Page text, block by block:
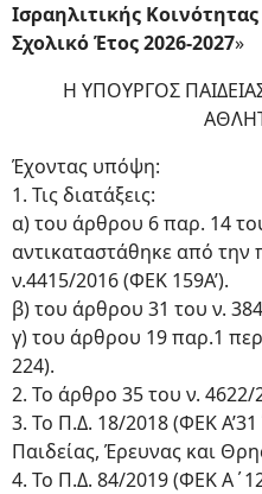
Ισραηλιτικής
Σχολικό Έτος 2026-2027»
Η ΥΠΟΥΡΓΟΣ
Έχοντας υπόψη:
1. Τις διατάξεις:
α) του άρθρου 6 παρ. 14
αντικαταστάθηκε από
ν.4415/2016 (ΦΕΚ 159Α’).
β) του άρθρου 31 του ν.
γ) του άρθρου 19 παρ.1
224).
2. Το άρθρο 35 του ν. 4622/
3. Το Π.Δ. 18/2018 (ΦΕΚ
Παιδείας, Έρευνας και
4. Το Π.Δ. 84/2019 (ΦΕΚ